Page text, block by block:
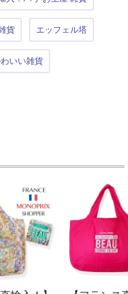
貨 エッフェル塔
いい雑貨